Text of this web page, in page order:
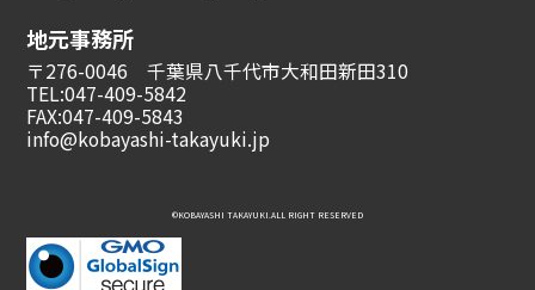
地元事務所
〒276-0046 千葉県八千代市大和田新田310
TEL:047-409-5842
FAX:047-409-5843
info@kobayashi-takayuki.jp
©︎KOBAYASHI TAKAYUKI.ALL RIGHT RESERVED